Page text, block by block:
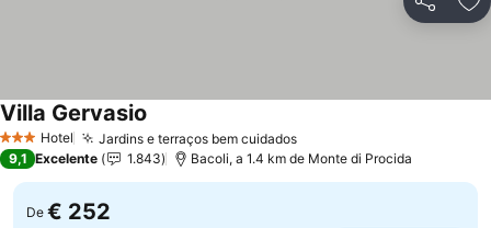
Partilhar
3 EstrelasHotel Jardins e terraços bem cuidadosVer preços
Villa Gervasio
9,1 Excelente 1.843 Bacoli, a 1.4 km de Monte di Procida
De € 252